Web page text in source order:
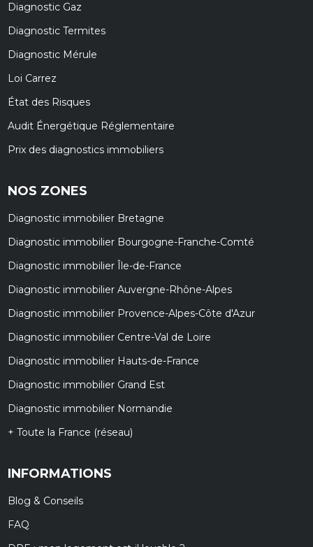
Diagnostic Gaz
Diagnostic Termites
Diagnostic Mérule
Loi Carrez
État des Risques
Audit Énergétique Réglementaire
Prix des diagnostics immobiliers
NOS ZONES
Diagnostic immobilier Bretagne
Diagnostic immobilier Bourgogne-Franche-Comté
Diagnostic immobilier Île-de-France
Diagnostic immobilier Auvergne-Rhône-Alpes
Diagnostic immobilier Provence-Alpes-Côte d'Azur
Diagnostic immobilier Centre-Val de Loire
Diagnostic immobilier Hauts-de-France
Diagnostic immobilier Grand Est
Diagnostic immobilier Normandie
+ Toute la France (réseau)
INFORMATIONS
Blog & Conseils
FAQ